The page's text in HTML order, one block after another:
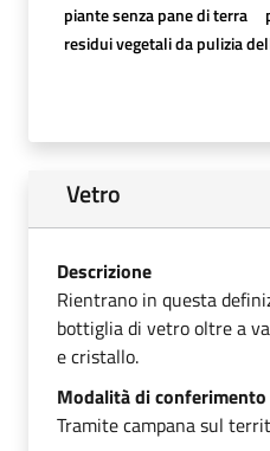
piante senza pane di terra
residui vegetali da pulizia
Vetro
Descrizione
Rientrano in questa
bottiglia di vetro oltre a
e cristallo.
Modalità di conferimento
Tramite campana sul